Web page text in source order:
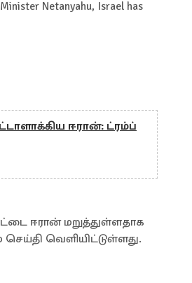
Netanyahu, Israel has
ஈரான்: ட்ரம்ப்
ஈரான் மறுத்துள்ளதாக
வெளியிட்டுள்ளது.